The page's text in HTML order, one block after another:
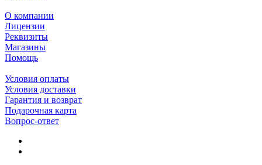
О компании
Лицензии
Реквизиты
Магазины
Помощь
Условия оплаты
Условия доставки
Гарантия и возврат
Подарочная карта
Вопрос-ответ